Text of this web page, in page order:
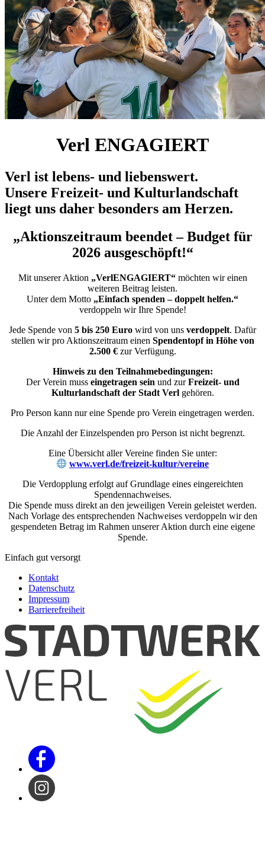
Verl ENGAGIERT
Verl ist lebens- und liebenswert.
Unsere Freizeit- und Kulturlandschaft
liegt uns daher besonders am Herzen.
„Aktionszeitraum beendet – Budget für
2026 ausgeschöpft!“
Mit unserer Aktion „VerlENGAGIERT“möchten wir einen
weiteren Beitrag leisten.
Unter dem Motto „Einfach spenden – doppelt helfen.“
verdoppeln wir Ihre Spende!
Jede Spende von 5 bis 250 Euro wird von uns verdoppelt. Dafür
stellen wir pro Aktionszeitraum einen Spendentopf in Höhe von
2.500 €zur Verfügung.
Hinweis zu den Teilnahmebedingungen:
Der Verein muss eingetragen sein und zurFreizeit- und
Kulturlandschaft der Stadt Verlgehören.
Pro Person kann nur eine Spende pro Verein eingetragen werden.
Die Anzahl der Einzelspenden pro Person ist nicht begrenzt.
Eine Übersicht aller Vereine finden Sie unter:
www.verl.de/freizeit-kultur/vereine
Die Verdopplung erfolgt auf Grundlage eines eingereichten
Spendennachweises.
Die Spende muss direkt an den jeweiligen Verein geleistet werden.
Nach Vorlage des entsprechenden Nachweises verdoppeln wir den
gespendeten Betrag im Rahmen unserer Aktion durch eine eigene
Spende.
Einfach gut versorgt
Kontakt
Datenschutz
Impressum
Barrierefreiheit